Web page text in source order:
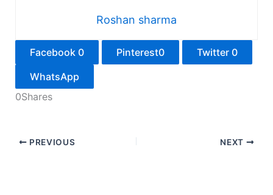
Roshan sharma
Facebook 0 Pinterest0 Twitter 0
WhatsApp
0Shares
PREVIOUS NEXT